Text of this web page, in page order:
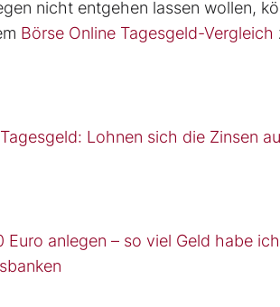
nicht entgehen lassen wollen,
Börse Online Tagesgeld-Vergleich
Lohnen sich die Zinsen
Euro anlegen – so viel Geld habe